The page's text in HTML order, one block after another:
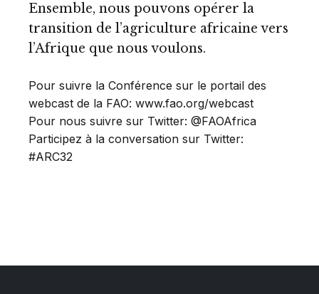
Ensemble, nous pouvons opérer la
transition de l’agriculture africaine vers
l’Afrique que nous voulons.
Pour suivre la Conférence sur le portail des
webcast de la FAO: www.fao.org/webcast
Pour nous suivre sur Twitter: @FAOAfrica
Participez à la conversation sur Twitter:
#ARC32